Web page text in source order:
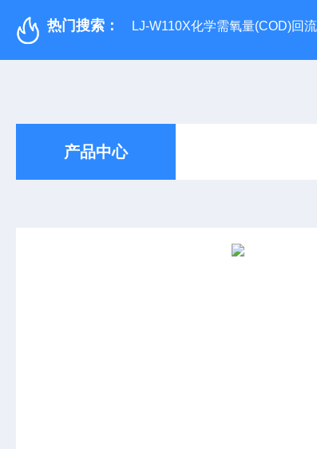
热门搜索： LJ-W110X化学需氧量(COD)回
产品中心